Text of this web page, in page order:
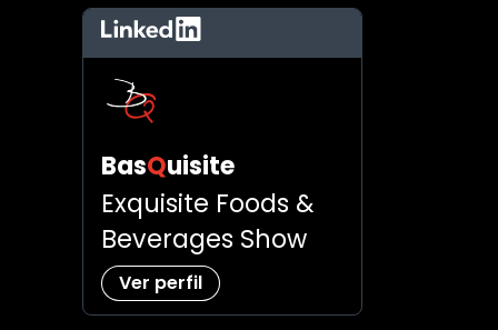
LinkedIn
BasQuisite
Exquisite Foods &
Beverages Show
Ver perfil